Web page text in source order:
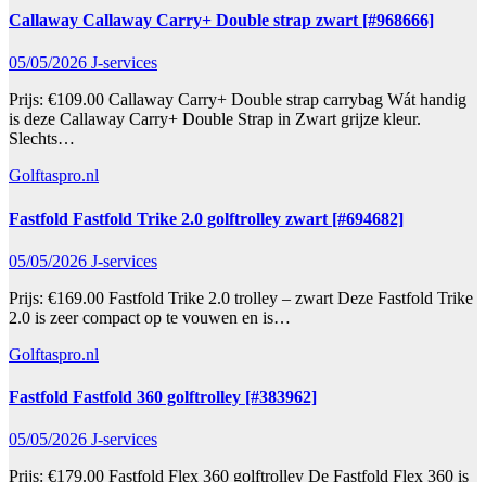
Callaway Callaway Carry+ Double strap zwart [#968666]
05/05/2026 J-services
Prijs: €109.00 Callaway Carry+ Double strap carrybag Wát handig
is deze Callaway Carry+ Double Strap in Zwart grijze kleur.
Slechts…
Golftaspro.nl
Fastfold Fastfold Trike 2.0 golftrolley zwart [#694682]
05/05/2026 J-services
Prijs: €169.00 Fastfold Trike 2.0 trolley – zwart Deze Fastfold Trike
2.0 is zeer compact op te vouwen en is…
Golftaspro.nl
Fastfold Fastfold 360 golftrolley [#383962]
05/05/2026 J-services
Prijs: €179.00 Fastfold Flex 360 golftrolley De Fastfold Flex 360 is